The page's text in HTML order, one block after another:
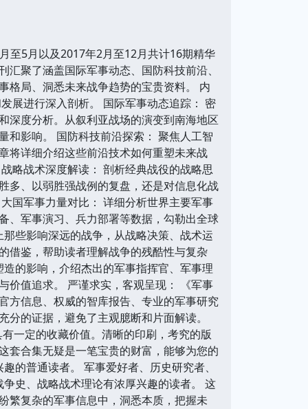
至5月以及2017年2月至12月共计16期精华
聚了涵盖国际军事动态、国防科技前沿、
格局、洞悉未来战争趋势的宝贵资料。 内
展进行深入剖析。 国际军事动态追踪： 密
深度分析。从叙利亚战场的演变到南海地区
和影响。 国防科技前沿探索： 聚焦人工智
将详细介绍这些前沿技术如何重塑未来战
略战术深度解读： 剖析经典战役的战略思
多、以弱胜强战例的复盘，还是对信息化战
国军事力量对比： 详细分析世界主要军事
、军事演习、兵力部署等数据，勾勒出全球
些影响深远的战争，从战略决策、战术运
借鉴，帮助读者理解战争的残酷性与复杂
的影响，介绍杰出的军事指挥官、军事理
价值追求。 严谨求实，客观呈现： 《军事
方信息、权威的智库报告、专业的军事研究
的证据，避免了主观臆断和片面解读。
一定的收藏价值。清晰的印刷，考究的版
套合集无疑是一笔宝贵的财富，能够为您的
的普通读者。 军事爱好者、历史研究者、
史、战略战术理论有浓厚兴趣的读者。 这
繁复杂的军事信息中，洞悉本质，把握未